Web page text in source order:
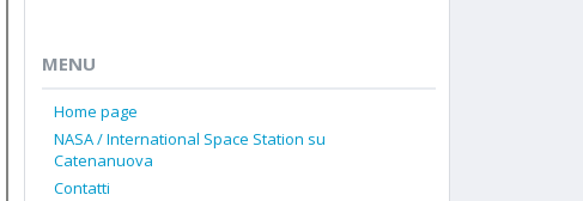
MENU
Home page
NASA / International Space Station su
Catenanuova
Contatti